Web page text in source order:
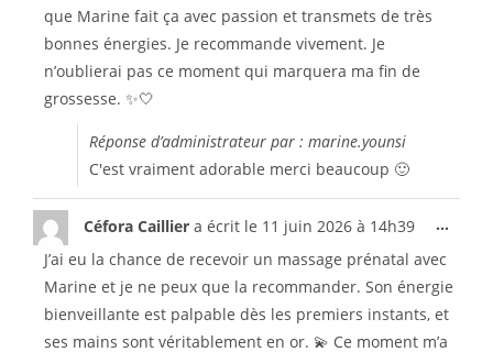
que Marine fait ça avec passion et transmets de très
bonnes énergies. Je recommande vivement. Je
n’oublierai pas ce moment qui marquera ma fin de
grossesse. ✨🤍
Réponse d’administrateur par : marine.younsi
C'est vraiment adorable merci beaucoup 🙂
Céfora Caillier a écrit le 11 juin 2026 à 14h39
J’ai eu la chance de recevoir un massage prénatal avec
Marine et je ne peux que la recommander. Son énergie
bienveillante est palpable dès les premiers instants, et
ses mains sont véritablement en or. 💫 Ce moment m’a
...